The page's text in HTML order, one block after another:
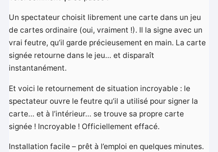
Un spectateur choisit librement une carte dans un jeu
de cartes ordinaire (oui, vraiment !). Il la signe avec un
vrai feutre, qu’il garde précieusement en main. La carte
signée retourne dans le jeu… et disparaît
instantanément.
Et voici le retournement de situation incroyable : le
spectateur ouvre le feutre qu’il a utilisé pour signer la
carte… et à l’intérieur… se trouve sa propre carte
signée ! Incroyable ! Officiellement effacé.
Installation facile – prêt à l’emploi en quelques minutes.